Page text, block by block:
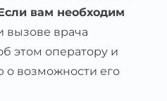
вам необходим
вызове врача
этом оператору и
возможности его